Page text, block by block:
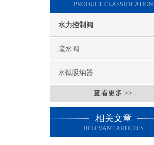
PRODUCT CLASSIFICATION
水力控制阀
疏水阀
水锤吸纳器
查看更多 >>
相关文章
RELEVANT ARTICLES